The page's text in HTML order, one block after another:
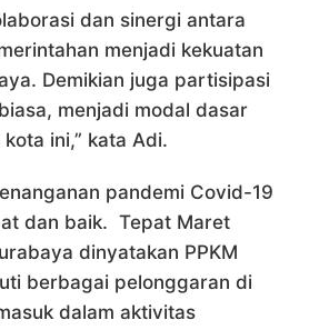
dan sinergi antara
menjadi kekuatan
Demikian juga partisipasi
menjadi modal dasar
ini,” kata Adi.
pandemi Covid-19
dan baik. Tepat Maret
dinyatakan PPKM
berbagai pelonggaran di
dalam aktivitas